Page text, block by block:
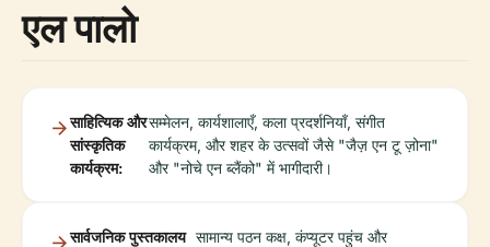
एल पालो
साहित्यिक और
सांस्कृतिक
कार्यक्रम:
सम्मेलन, कार्यशालाएँ, कला प्रदर्शनियाँ, संगीत
कार्यक्रम, और शहर के उत्सवों जैसे "जैज़ एन टू ज़ोना"
और "नोचे एन ब्लैंको" में भागीदारी।
सार्वजनिक पुस्तकालय सामान्य पठन कक्ष, कंप्यूटर पहुंच और